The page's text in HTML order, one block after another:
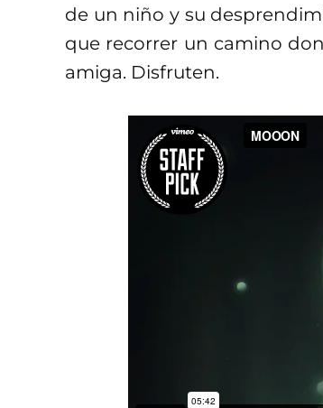
de un niño y su
que recorrer un camino
amiga. Disfruten.